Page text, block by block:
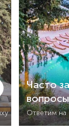
Часто
вопросы
Ответим на